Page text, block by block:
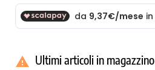
 Ultimi articoli in magazzino